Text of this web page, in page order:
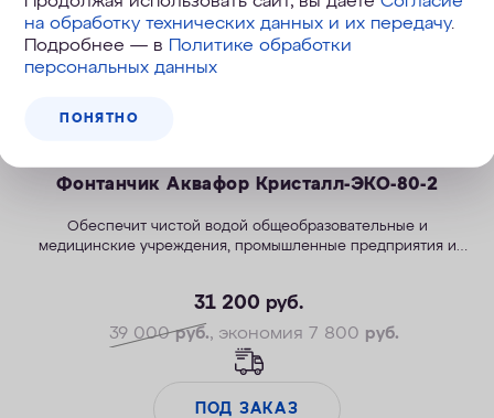
Фонтанчик Аквафор Кристалл-ЭКО-80-2
Обеспечит чистой водой общеобразовательные и
медицинские учреждения, промышленные предприятия и
31 200 руб.
39 000руб., экономия 7 800 руб.
ПОД ЗАКАЗ
на обработку технических данных и их передачу.
Подробнее — в
Политике обработки
персональных данных
ПОНЯТНО